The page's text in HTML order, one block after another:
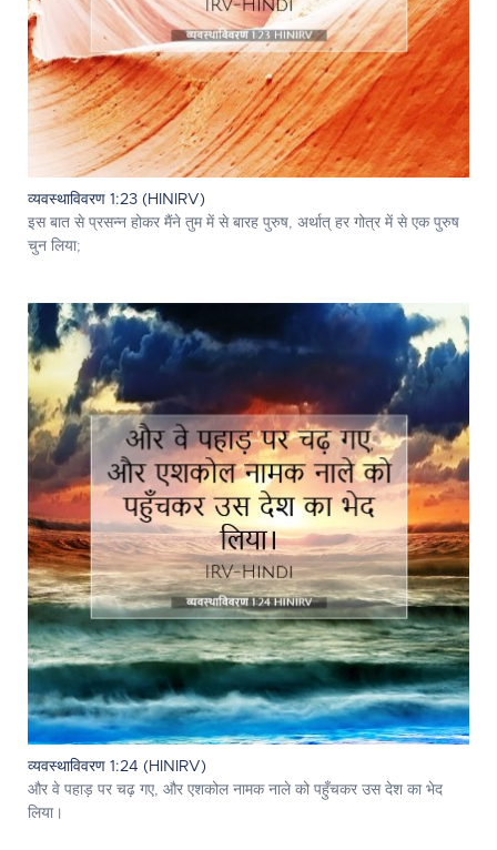
व्यवस्थाविवरण 1:23 (HINIRV)
इस बात से प्रसन्‍न होकर मैंने तुम में से बारह पुरुष, अर्थात् हर गोत्र में से एक पुरुष
चुन लिया;
व्यवस्थाविवरण 1:24 (HINIRV)
और वे पहाड़ पर चढ़ गए, और एशकोल नामक नाले को पहुँचकर उस देश का भेद
लिया।